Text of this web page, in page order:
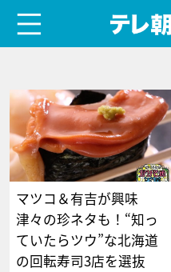
マツコ＆有吉が興味
津々の珍ネタも！“知っ
ていたらツウ”な北海道
の回転寿司3店を選抜